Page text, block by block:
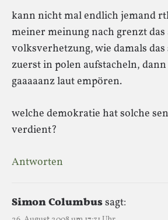
kann nicht mal endlich jemand
meiner meinung nach grenzt das
volksverhetzung, wie damals
zuerst in polen aufstacheln,
gaaaaanz laut empören.
welche demokratie hat solche
verdient?
Antworten
Simon Columbussagt: